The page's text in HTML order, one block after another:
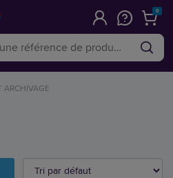
0
ARCHIVAGE